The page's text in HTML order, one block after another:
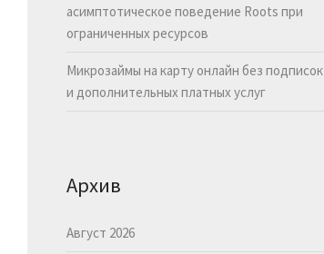
асимптотическое поведение Roots при
ограниченных ресурсов
Микрозаймы на карту онлайн без подписок
и дополнительных платных услуг
Архив
Август 2026